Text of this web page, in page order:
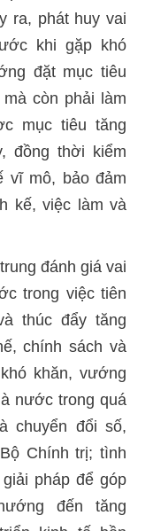
ra, phát huy vai
khi gặp khó
đặt mục tiêu
còn phải làm
mục tiêu tăng
đồng thời kiểm
vĩ mô, bảo đảm
kế, việc làm và
đánh giá vai
trong việc tiên
thúc đẩy tăng
chính sách và
khăn, vướng
nước trong quá
chuyển đổi số,
Chính trị; tình
pháp để góp
đến tăng